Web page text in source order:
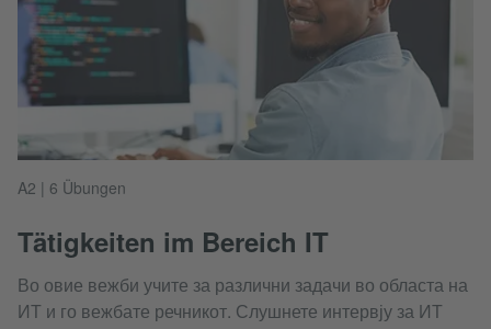
A2 | 6 Übungen
Tätigkeiten im Bereich IT
Во овие вежби учите за различни задачи во областа на
ИТ и го вежбате речникот. Слушнете интервју за ИТ